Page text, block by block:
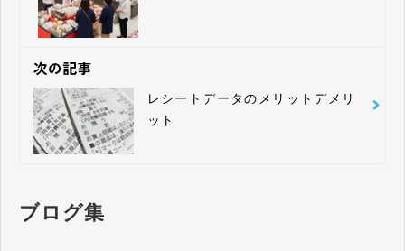
次の記事
レシートデータのメリットデメリ
ット
ブログ集